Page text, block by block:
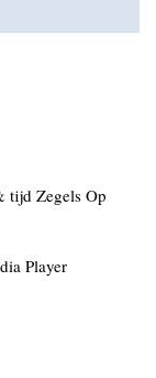
tijd Zegels Op
Player